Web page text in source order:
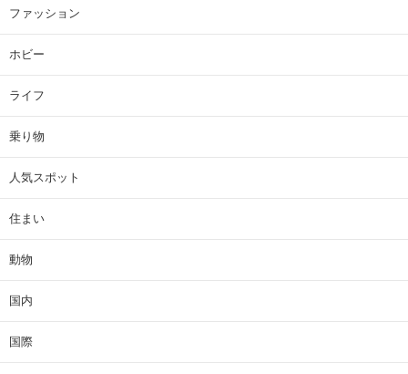
ファッション
ホビー
ライフ
乗り物
人気スポット
住まい
動物
国内
国際